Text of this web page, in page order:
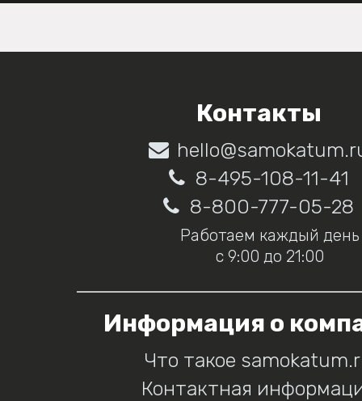
Контакты
8-495-108-11-41
8-800-777-05-28
Работаем каждый день
с 9:00 до 21:00
Информация о
Что такое
Контактная